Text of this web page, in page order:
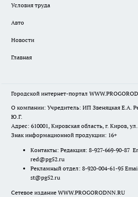
Условия труда
Авто
Новости
Главная
Городской интернет-портал
О компании: Учредитель: ИП Звеняцкая Е.А.
Ю.Г.
Адрес: 610001, Кировская область, г. Киров,
Знак информационной продукции: 16+
Контакты: Редакция: 8-927-669-90-87
red@pg52.ru
Рекламный отдел: 8-920-004-61-95
st@pg52.ru
Сетевое издание WWW.PROGORODNN.RU